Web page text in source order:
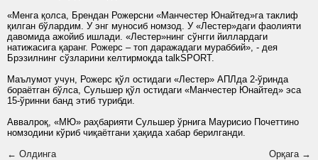
«Менга қолса, Брендан Рожерсни «Манчестер Юнайтед»га таклиф
қилган бўлардим. У энг муносиб номзод. У «Лестер»даги фаолияти
давомида ажойиб ишлади. «Лестер»нинг сўнгги йиллардаги
натижасига қаранг. Рожерс – топ даражадаги мураббий», - дея
Брэзилнинг сўзларини келтирмоқда talkSPORT.
Маълумот учун, Рожерс қўл остидаги «Лестер» АПЛда 2-ўринда
бораётган бўлса, Сульшер қўл остидаги «Манчестер Юнайтед» эса
15-ўринни банд этиб турибди.
Аввалроқ, «МЮ» раҳбарияти Сульшер ўрнига Маурисио Почеттино
номзодини кўриб чиқаётгани ҳақида хабар берилганди.
← Олдинга
Орқага →